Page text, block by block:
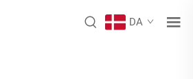
DA